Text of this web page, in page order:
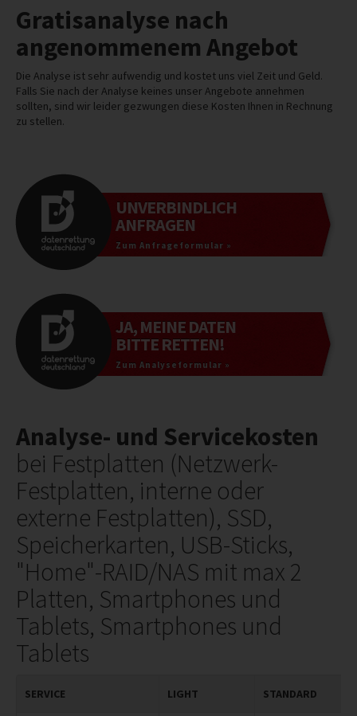
Gratisanalyse nach
angenommenem Angebot
Die Analyse ist sehr aufwendig und kostet uns viel Zeit und Geld.
Falls Sie nach der Analyse keines unser Angebote annehmen
sollten, sind wir leider gezwungen diese Kosten Ihnen in Rechnung
zu stellen.
UNVERBINDLICH
ANFRAGEN
Zum Anfrageformular »
JA, MEINE DATEN
BITTE RETTEN!
Zum Analyseformular »
Analyse- und Servicekosten
bei Festplatten (Netzwerk-
Festplatten, interne oder
externe Festplatten), SSD,
Speicherkarten, USB-Sticks,
"Home"-RAID/NAS mit max 2
Platten, Smartphones und
Tablets, Smartphones und
Tablets
SERVICE LIGHT STANDARD